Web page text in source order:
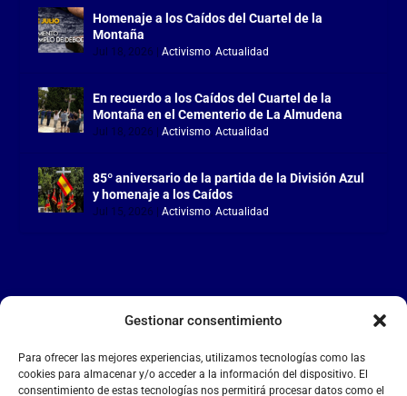
Gestionar consentimiento
Para ofrecer las mejores experiencias, utilizamos tecnologías como las
cookies para almacenar y/o acceder a la información del dispositivo. El
consentimiento de estas tecnologías nos permitirá procesar datos como el
Homenaje a los Caídos del Cuartel de la
Montaña
Jul 18, 2026 |Activismo,Actualidad
En recuerdo a los Caídos del Cuartel de la
Montaña en el Cementerio de La Almudena
Jul 18, 2026 |Activismo,Actualidad
85º aniversario de la partida de la División Azul
y homenaje a los Caídos
Jul 15, 2026 |Activismo,Actualidad
LA FALANGE
Reproductor
de